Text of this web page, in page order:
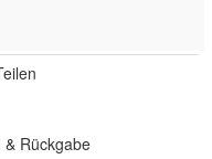
Rückgabe